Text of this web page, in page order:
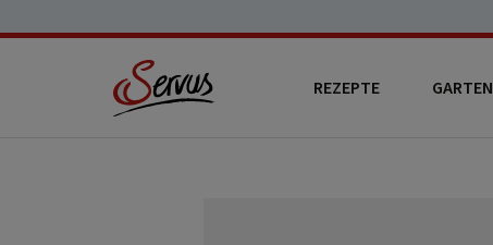
REZEPTE GARTEN